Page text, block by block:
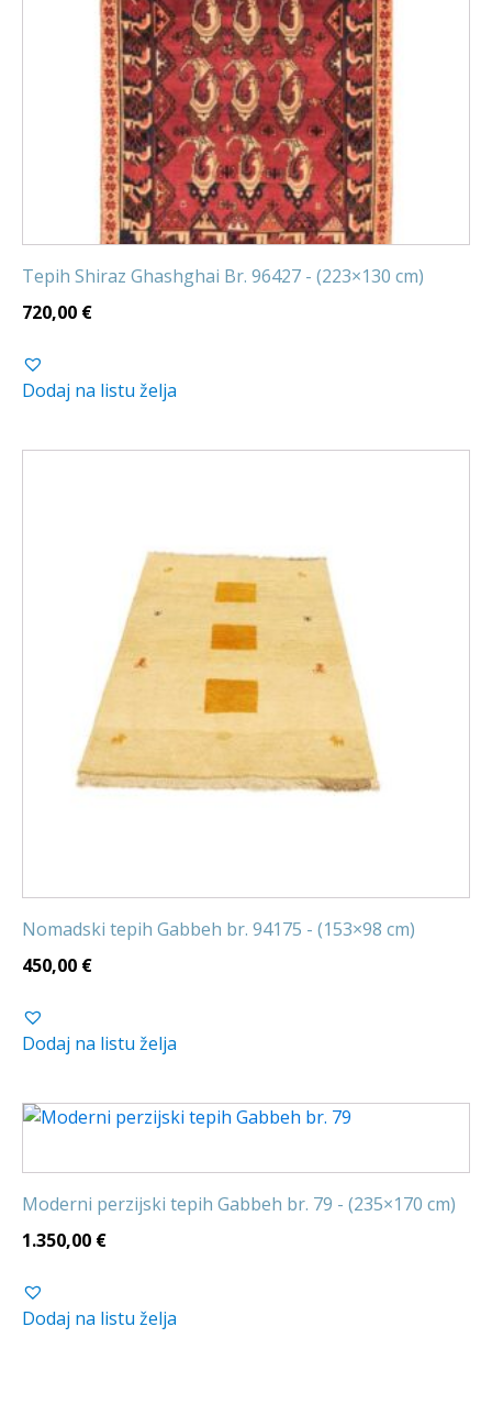
Tepih Shiraz Ghashghai Br. 96427 - (223×130 cm)
720,00 €
Dodaj na listu želja
Nomadski tepih Gabbeh br. 94175 - (153×98 cm)
450,00 €
Dodaj na listu želja
Moderni perzijski tepih Gabbeh br. 79 - (235×170 cm)
1.350,00 €
Dodaj na listu želja